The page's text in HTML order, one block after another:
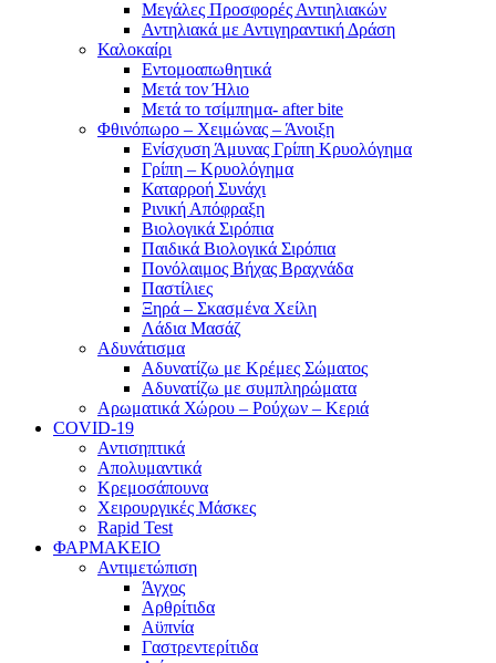
Μεγάλες Προσφορές Αντιηλιακών
Αντηλιακά με Αντιγηραντική Δράση
Καλοκαίρι
Εντομοαπωθητικά
Μετά τον Ήλιο
Μετά το τσίμπημα- after bite
Φθινόπωρο – Χειμώνας – Άνοιξη
Ενίσχυση Άμυνας Γρίπη Κρυολόγημα
Γρίπη – Κρυολόγημα
Καταρροή Συνάχι
Ρινική Απόφραξη
Βιολογικά Σιρόπια
Παιδικά Βιολογικά Σιρόπια
Πονόλαιμος Βήχας Βραχνάδα
Παστίλιες
Ξηρά – Σκασμένα Χείλη
Λάδια Μασάζ
Αδυνάτισμα
Αδυνατίζω με Κρέμες Σώματος
Αδυνατίζω με συμπληρώματα
Αρωματικά Χώρου – Ρούχων – Κεριά
COVID-19
Αντισηπτικά
Απολυμαντικά
Κρεμοσάπουνα
Χειρουργικές Μάσκες
Rapid Test
ΦΑΡΜΑΚΕΙΟ
Αντιμετώπιση
Άγχος
Αρθρίτιδα
Αϋπνία
Γαστρεντερίτιδα